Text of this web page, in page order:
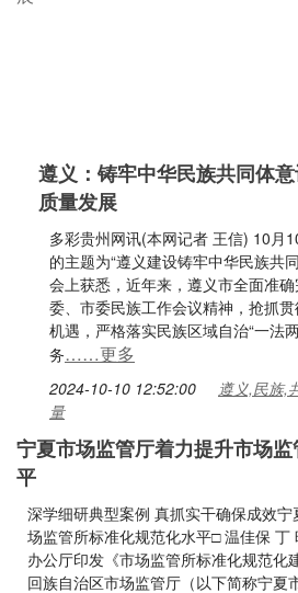
遵义：铸牢中华民族共同体
质量发展
多彩贵州网讯(本网记者 王信) 10月
的主题为“遵义建设铸牢中华民族共
会上获悉，近年来，遵义市全面准
委、市委民族工作会议精神，抢抓
机遇，严格落实民族区域自治“一法
务……更多
2024-10-10 12:52:00
遵义,民族,
量
宁夏市场监管厅着力提升市场
平
深学细研典型案例 真抓实干确保成效
场监管所标准化规范化水平□ 温佳保 丁
办公厅印发《市场监管所标准化规范化
回族自治区市场监管厅（以下简称宁夏